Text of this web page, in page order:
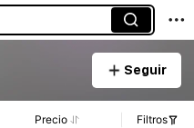
Seguir
Precio Filtros